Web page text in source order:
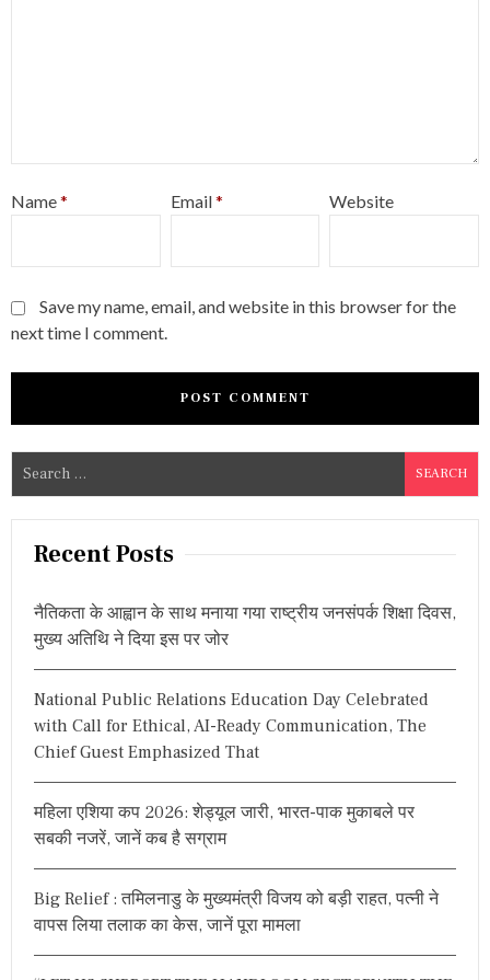
Name* Email* Website
Save my name, email, and website in this browser for the
next time I comment.
a
Recent Posts
नैतिकता के आह्वान के साथ मनाया गया राष्ट्रीय जनसंपर्क शिक्षा दिवस,
मुख्य अतिथि ने दिया इस पर जोर
National Public Relations Education Day Celebrated
with Call for Ethical, AI-Ready Communication, The
Chief Guest Emphasized That
महिला एशिया कप 2026: शेड्यूल जारी, भारत-पाक मुकाबले पर
सबकी नजरें, जानें कब है सग्राम
Big Relief : तमिलनाडु के मुख्यमंत्री विजय को बड़ी राहत, पत्नी ने
वापस लिया तलाक का केस, जानें पूरा मामला